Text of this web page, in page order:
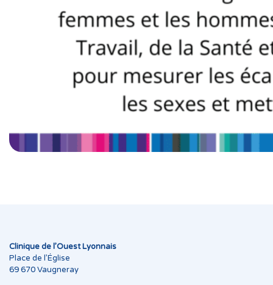
Clinique de l’Ouest Lyonnais
Place de l’Église
69 670 Vaugneray